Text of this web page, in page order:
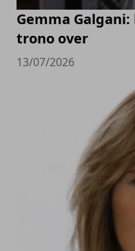
Gemma
trono over
13/07/2026